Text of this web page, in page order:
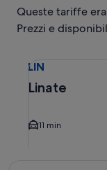
Queste tariffe
Prezzi e
LIN
Linate
11 min